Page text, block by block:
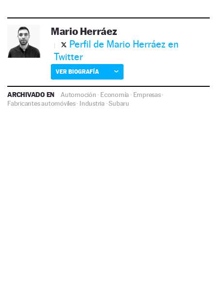
Mario Herráez
Perfil de Mario Herráez en
Twitter
VER BIOGRAFÍA
ARCHIVADO EN Automoción · Economía · Empresas·
Fabricantes automóviles· Industria·Subaru